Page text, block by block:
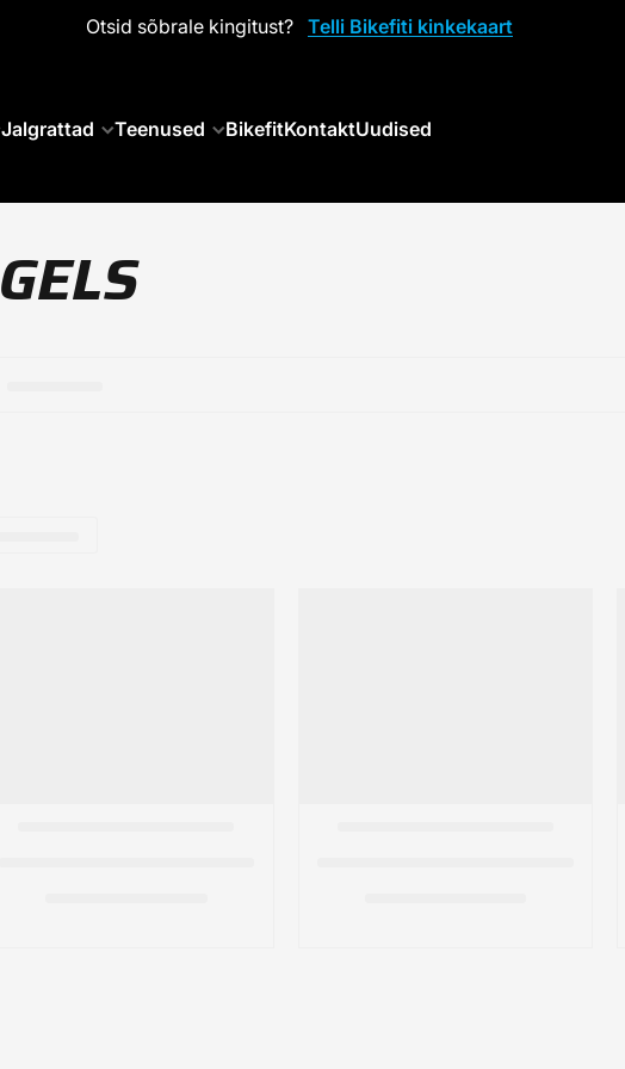
Otsid sõbrale kingitust? Telli Bikefiti kinkekaart
Jalgrattad Teenused BikefitKontaktUudised
GELS